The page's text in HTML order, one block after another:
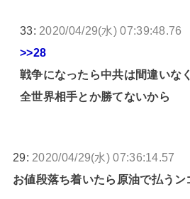
33: 2020/04/29(水) 07:39:48.76
>>28
戦争になったら中共は間違いな
全世界相手とか勝てないから
29: 2020/04/29(水) 07:36:14.57
お値段落ち着いたら原油で払うン